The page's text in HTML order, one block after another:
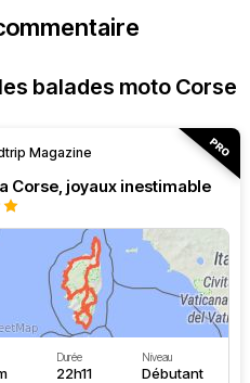
balades moto Corse
Magazine
Corse, joyaux inestimable
Durée
22h11
Niveau
Débutant